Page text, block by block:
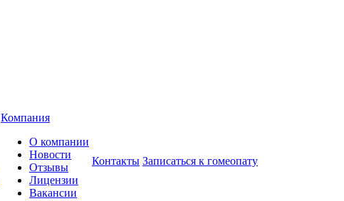
Компания
О компании
Новости
Отзывы
Лицензии
Вакансии
Контакты Записаться к гомеопату